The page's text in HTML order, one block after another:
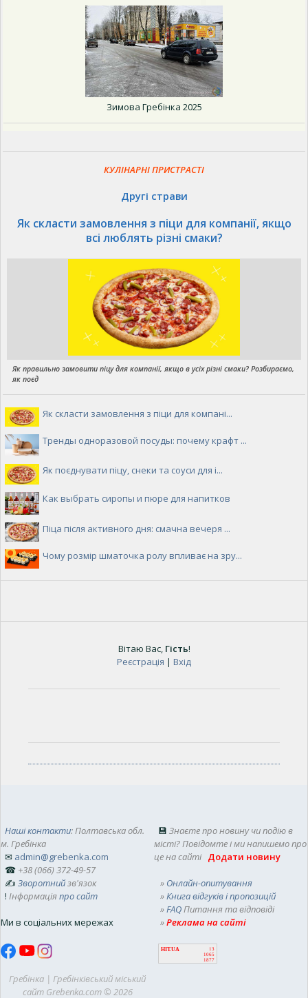
Зимова Гребінка 2025
КУЛІНАРНІ ПРИСТРАСТІ
Другі страви
Як скласти замовлення з піци для компанії, якщо
всі люблять різні смаки?
Як правильно замовити піцу для компанії, якщо в усіх різні смаки? Розбираємо,
як поєд
Як скласти замовлення з піци для компані...
Тренды одноразовой посуды: почему крафт ...
Як поєднувати піцу, снеки та соуси для і...
Как выбрать сиропы и пюре для напитков
Піца після активного дня: смачна вечеря ...
Чому розмір шматочка ролу впливає на зру...
Вітаю Вас, Гість!
Реєстрація | Вхід
Наші контакти: Полтавська обл.
м. Гребінка
✉ admin@grebenka.com
☎ +38 (066) 372-49-57
✍ Зворотний зв'язок
! Інформаціяпро сайт
Ми в соціальних мережах
Гребінка | Гребінківський міський
сайт Grebenka.com © 2026
💾 Знаєте про новину чи подію в
місті? Повідомте і ми напишемо про
це на сайті Додати новину
» Онлайн-опитування
» Книга відгуків і пропозицій
» FAQ Питання та відповіді
»Реклама на сайті
HIT.UA
13
1065
1877